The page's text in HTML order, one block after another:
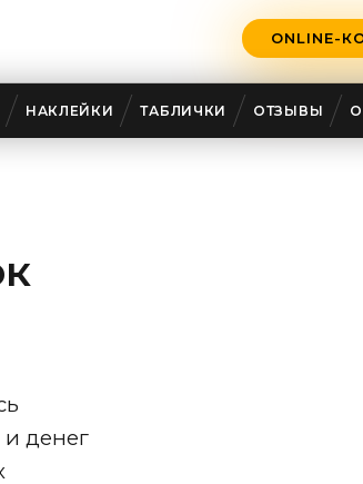
ONLINE-
НАКЛЕЙКИ ТАБЛИЧКИ ОТЗЫВЫ
денег